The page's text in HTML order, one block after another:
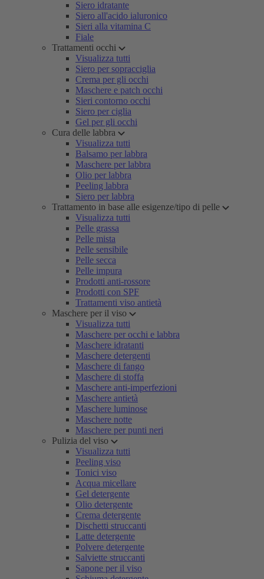
Siero idratante
Siero all'acido ialuronico
Sieri alla vitamina C
Fiale
Trattamenti occhi
Visualizza tutti
Siero per sopracciglia
Crema per gli occhi
Maschere e patch occhi
Sieri contorno occhi
Siero per ciglia
Gel per gli occhi
Cura delle labbra
Visualizza tutti
Balsamo per labbra
Maschere per labbra
Olio per labbra
Peeling labbra
Siero per labbra
Trattamento in base alle esigenze/tipo di pelle
Visualizza tutti
Pelle grassa
Pelle mista
Pelle sensibile
Pelle secca
Pelle impura
Prodotti anti-rossore
Prodotti con SPF
Trattamenti viso antietà
Maschere per il viso
Visualizza tutti
Maschere per occhi e labbra
Maschere idratanti
Maschere detergenti
Maschere di fango
Maschere di stoffa
Maschere anti-imperfezioni
Maschere antietà
Maschere luminose
Maschere notte
Maschere per punti neri
Pulizia del viso
Visualizza tutti
Peeling viso
Tonici viso
Acqua micellare
Gel detergente
Olio detergente
Crema detergente
Dischetti struccanti
Latte detergente
Polvere detergente
Salviette struccanti
Sapone per il viso